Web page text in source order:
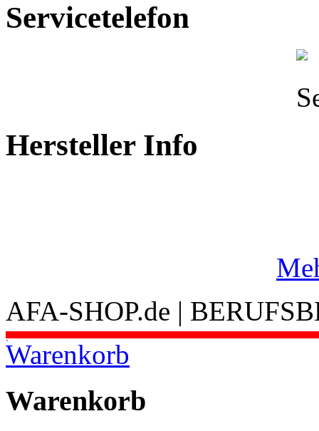
Servicetelefon
Hersteller Info
AFA-SHOP.de |
.
Warenkorb
Warenkorb